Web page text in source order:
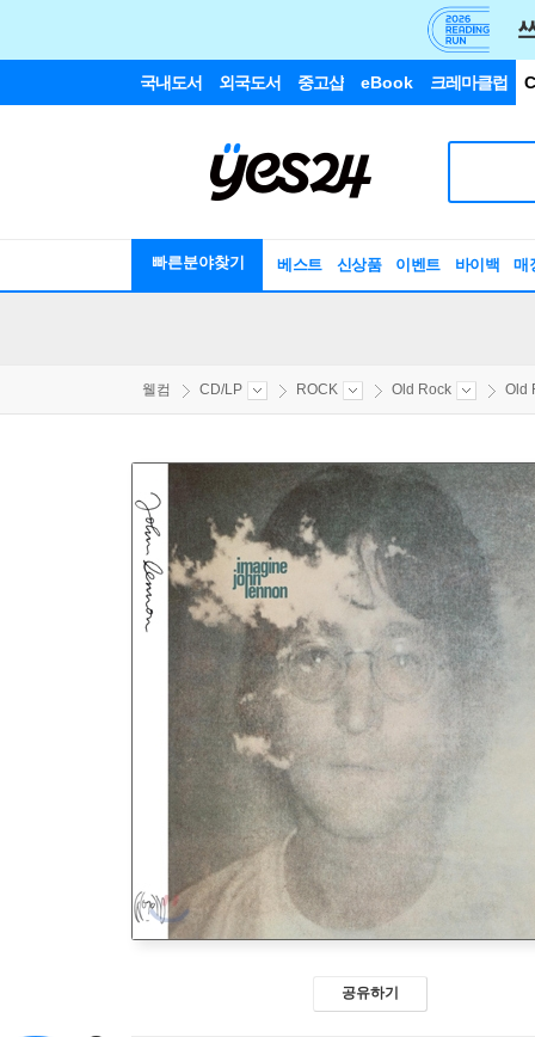
국내도서 외국도서 중고샵 eBook 크레마클럽
빠른분야찾기 베스트 신상품 이벤트 바이백 매
웰컴 CD/LP ROCK Old Rock Old
공유하기